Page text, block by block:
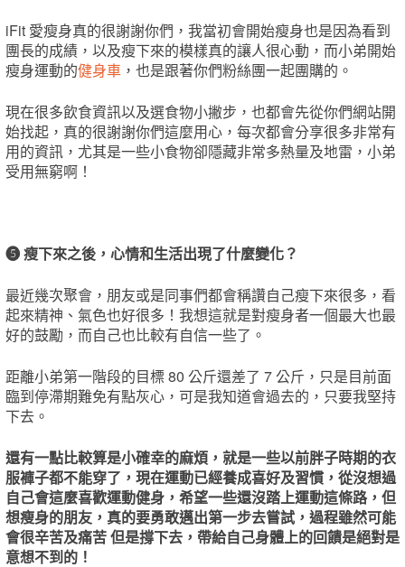
iFit 愛瘦身真的很謝謝你們，我當初會開始瘦身也是因為看到
團長的成績，以及瘦下來的模樣真的讓人很心動，而小弟開始
瘦身運動的健身車 ，也是跟著你們粉絲團一起團購的。
現在很多飲食資訊以及選食物小撇步，也都會先從你們網站開
始找起，真的很謝謝你們這麼用心，每次都會分享很多非常有
用的資訊，尤其是一些小食物卻隱藏非常多熱量及地雷，小弟
受用無窮啊！
❺ 瘦下來之後，心情和生活出現了什麼變化？
最近幾次聚會，朋友或是同事們都會稱讚自己瘦下來很多，看
起來精神、氣色也好很多！我想這就是對瘦身者一個最大也最
好的鼓勵，而自己也比較有自信一些了。
距離小弟第一階段的目標 80 公斤還差了 7 公斤，只是目前面
臨到停滯期難免有點灰心，可是我知道會過去的，只要我堅持
下去。
還有一點比較算是小確幸的麻煩，就是一些以前胖子時期的衣
服褲子都不能穿了，現在運動已經養成喜好及習慣，從沒想過
自己會這麼喜歡運動健身，希望一些還沒踏上運動這條路，但
想瘦身的朋友，真的要勇敢邁出第一步去嘗試，過程雖然可能
會很辛苦及痛苦 但是撐下去，帶給自己身體上的回饋是絕對是
意想不到的！